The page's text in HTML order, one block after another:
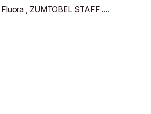
Fluora , ZUMTOBEL STAFF ....